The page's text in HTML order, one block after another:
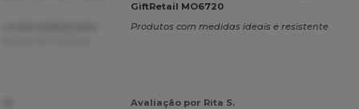
GiftRetail MO6720
Produtos com medidas ideais e resistente
Avaliação por Rita S.